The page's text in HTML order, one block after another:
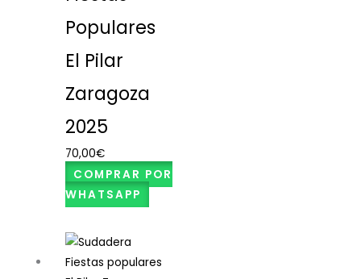
Populares
El Pilar
Zaragoza
2025
70,00€
COMPRAR POR
WHATSAPP
de